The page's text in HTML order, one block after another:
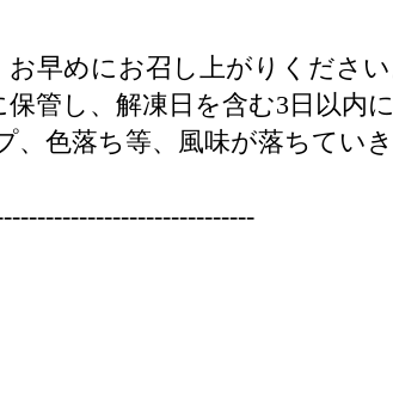
早めにお召し上がりください
管し、解凍日を含む3日以内
色落ち等、風味が落ちてい